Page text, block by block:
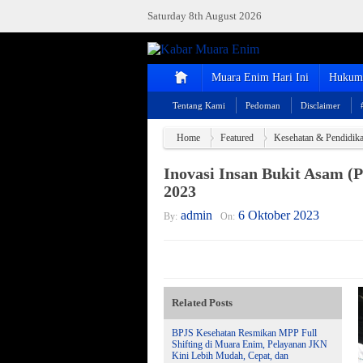
Saturday 8th August 2026
Muara Enim Hari Ini
Tentang Kami Pedoman Disclaimer
Home Featured Kesehatan &
Inovasi Insan Bukit Asam
2023
By: admin On: 6 Oktober 2023
Related Posts
BPJS Kesehatan Resmikan MPP Full
Shifting di Muara Enim, Pelayanan JKN
Kini Lebih Mudah, Cepat, dan